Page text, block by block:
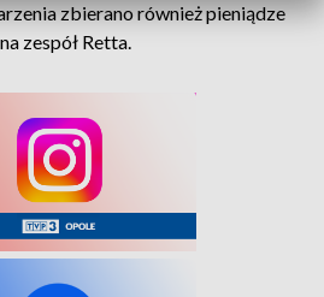
zbierano również pieniądze
zespół Retta.